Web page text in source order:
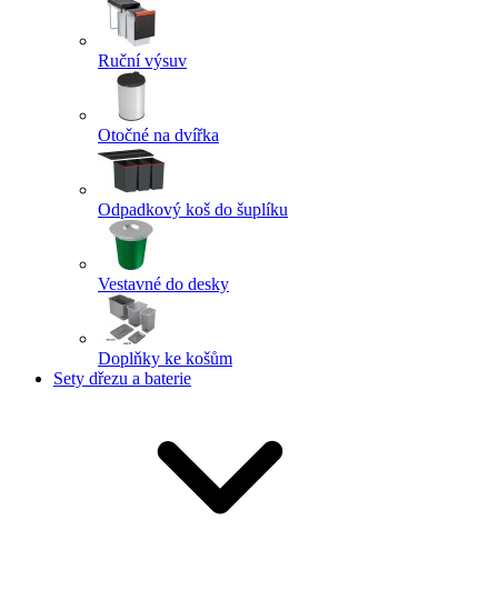
Ruční výsuv
Otočné na dvířka
Odpadkový koš do šuplíku
Vestavné do desky
Doplňky ke košům
Sety dřezu a baterie